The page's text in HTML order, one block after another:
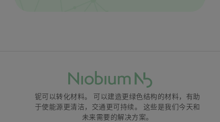
铌可以转化材料。 可以建造更绿色结构的材料，有助
于使能源更清洁，交通更可持续。 这些是我们今天和
未来需要的解决方案。